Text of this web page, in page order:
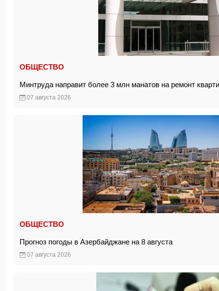
ОБЩЕСТВО
Минтруда направит более 3 млн манатов на ремонт
07 августа 2026
ОБЩЕСТВО
Прогноз погоды в Азербайджане на 8 августа
07 августа 2026